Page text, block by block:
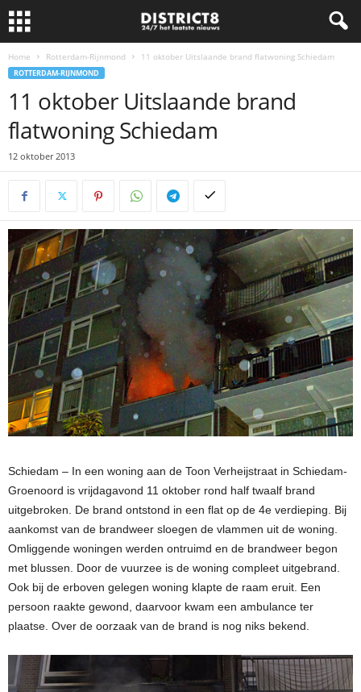
Home Rotterdam-Rijnmond 11 oktober Uitslaande brand flatwoning Schiedam
ROTTERDAM-RIJNMOND
11 oktober Uitslaande brand
flatwoning Schiedam
12 oktober 2013
Schiedam – In een woning aan de Toon Verheijstraat in Schiedam-
Groenoord is vrijdagavond 11 oktober rond half twaalf brand
uitgebroken. De brand ontstond in een flat op de 4e verdieping. Bij
aankomst van de brandweer sloegen de vlammen uit de woning.
Omliggende woningen werden ontruimd en de brandweer begon
met blussen. Door de vuurzee is de woning compleet uitgebrand.
Ook bij de erboven gelegen woning klapte de raam eruit. Een
persoon raakte gewond, daarvoor kwam een ambulance ter
plaatse. Over de oorzaak van de brand is nog niks bekend.